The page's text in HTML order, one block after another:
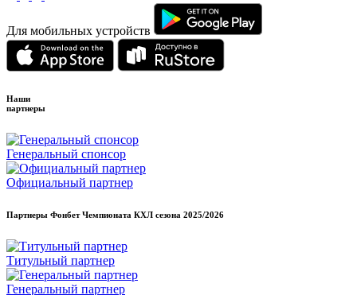
Для мобильных устройств
Наши
партнеры
Генеральный спонсор
Официальный партнер
Партнеры Фонбет Чемпионата КХЛ сезона 2025/2026
Титульный партнер
Генеральный партнер